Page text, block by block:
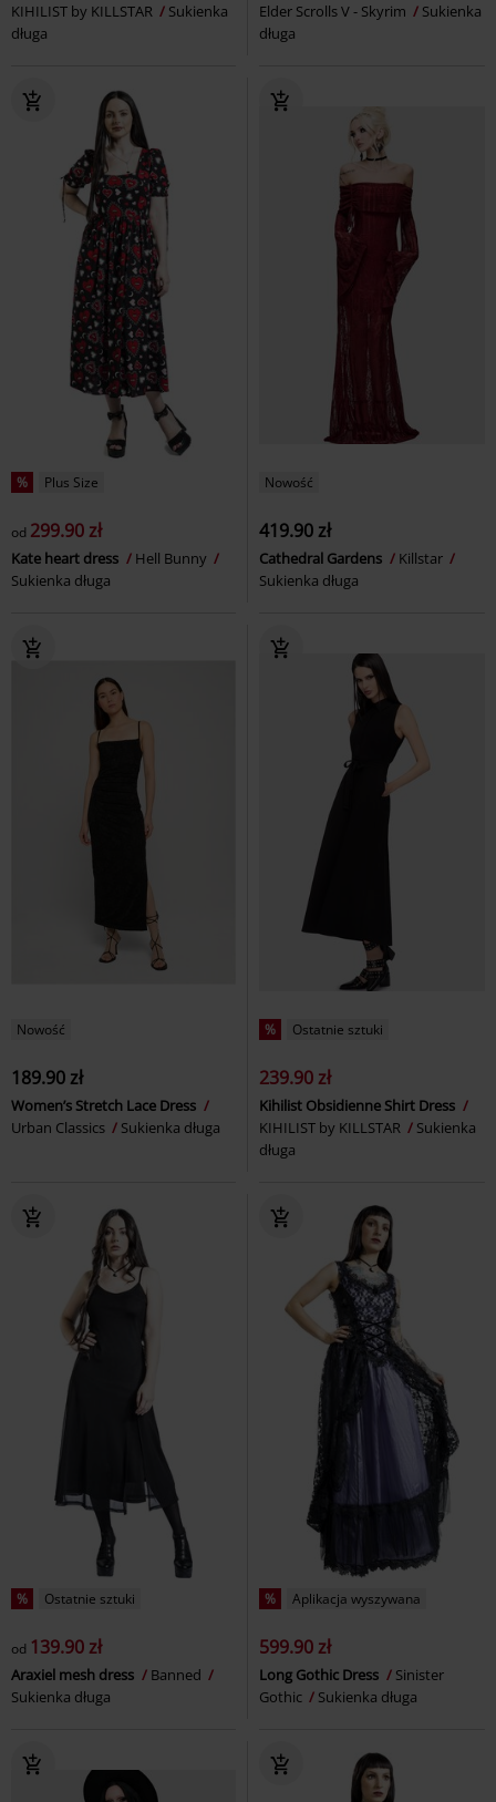
KIHILIST by KILLSTAR
Sukienka
długa
Elder Scrolls V - Skyrim
Sukienka
długa
% Plus Size
od 299.90 zł
Kate heart dress
Hell Bunny
Sukienka długa
Nowość
419.90 zł
Cathedral Gardens
Killstar
Sukienka długa
Nowość
189.90 zł
Women’s Stretch Lace Dress
Urban Classics
Sukienka długa
% Ostatnie sztuki
239.90 zł
Kihilist Obsidienne Shirt Dress
KIHILIST by KILLSTAR
Sukienka
długa
% Ostatnie sztuki
od 139.90 zł
Araxiel mesh dress
Banned
Sukienka długa
% Aplikacja wyszywana
599.90 zł
Long Gothic Dress
Sinister
Gothic
Sukienka długa